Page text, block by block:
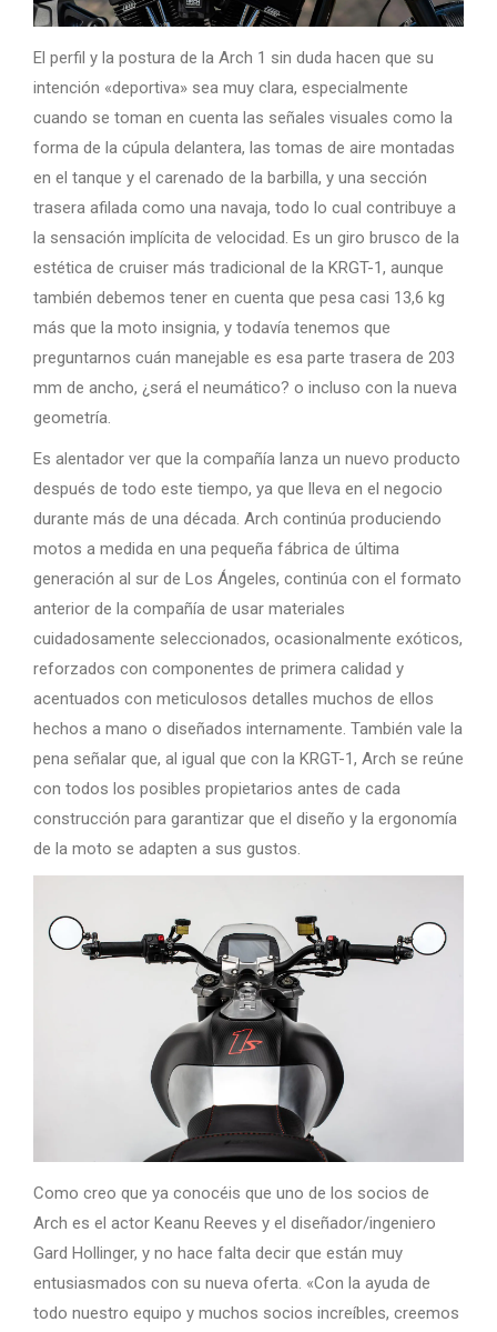
El perfil y la postura de la Arch 1 sin duda hacen que su
intención «deportiva» sea muy clara, especialmente
cuando se toman en cuenta las señales visuales como la
forma de la cúpula delantera, las tomas de aire montadas
en el tanque y el carenado de la barbilla, y una sección
trasera afilada como una navaja, todo lo cual contribuye a
la sensación implícita de velocidad. Es un giro brusco de la
estética de cruiser más tradicional de la KRGT-1, aunque
también debemos tener en cuenta que pesa casi 13,6 kg
más que la moto insignia, y todavía tenemos que
preguntarnos cuán manejable es esa parte trasera de 203
mm de ancho, ¿será el neumático? o incluso con la nueva
geometría.
Es alentador ver que la compañía lanza un nuevo producto
después de todo este tiempo, ya que lleva en el negocio
durante más de una década. Arch continúa produciendo
motos a medida en una pequeña fábrica de última
generación al sur de Los Ángeles, continúa con el formato
anterior de la compañía de usar materiales
cuidadosamente seleccionados, ocasionalmente exóticos,
reforzados con componentes de primera calidad y
acentuados con meticulosos detalles muchos de ellos
hechos a mano o diseñados internamente. También vale la
pena señalar que, al igual que con la KRGT-1, Arch se reúne
con todos los posibles propietarios antes de cada
construcción para garantizar que el diseño y la ergonomía
de la moto se adapten a sus gustos.
Como creo que ya conocéis que uno de los socios de
Arch es el actor Keanu Reeves y el diseñador/ingeniero
Gard Hollinger, y no hace falta decir que están muy
entusiasmados con su nueva oferta. «Con la ayuda de
todo nuestro equipo y muchos socios increíbles, creemos